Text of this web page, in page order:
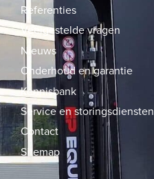
Referenties
Veelgestelde vragen
Nieuws
Onderhoud en garantie
Kennisbank
Service en storingsdiensten
Contact
Sitemap